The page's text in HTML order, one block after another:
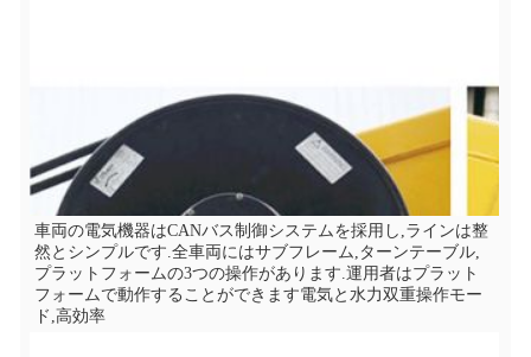
車両の電気機器はCANバス制御システムを採用し,ラインは整
然とシンプルです.全車両にはサブフレーム,ターンテーブル,
プラットフォームの3つの操作があります.運用者はプラット
フォームで動作することができます電気と水力双重操作モー
ド,高効率